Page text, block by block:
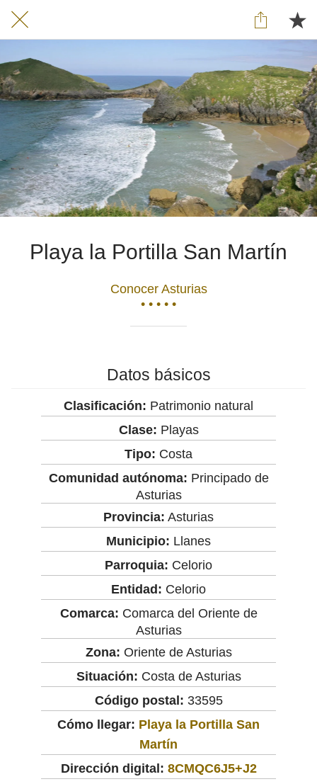
Playa la Portilla San Martín
Conocer Asturias
• • • • •
Datos básicos
Clasificación: Patrimonio natural
Clase: Playas
Tipo: Costa
Comunidad autónoma: Principado de
Asturias
Provincia: Asturias
Municipio: Llanes
Parroquia: Celorio
Entidad: Celorio
Comarca: Comarca del Oriente de
Asturias
Zona: Oriente de Asturias
Situación: Costa de Asturias
Código postal: 33595
Cómo llegar: Playa la Portilla San
Martín
Dirección digital: 8CMQC6J5+J2